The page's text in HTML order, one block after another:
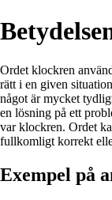
Ordet klockren
rätt i en given
något är mycket
en lösning på ett
var klockren. Ordet
fullkomligt korrekt
Exempel på